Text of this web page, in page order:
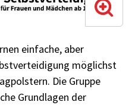
einfache, aber
möglichst
Die Gruppe
Grundlagen der